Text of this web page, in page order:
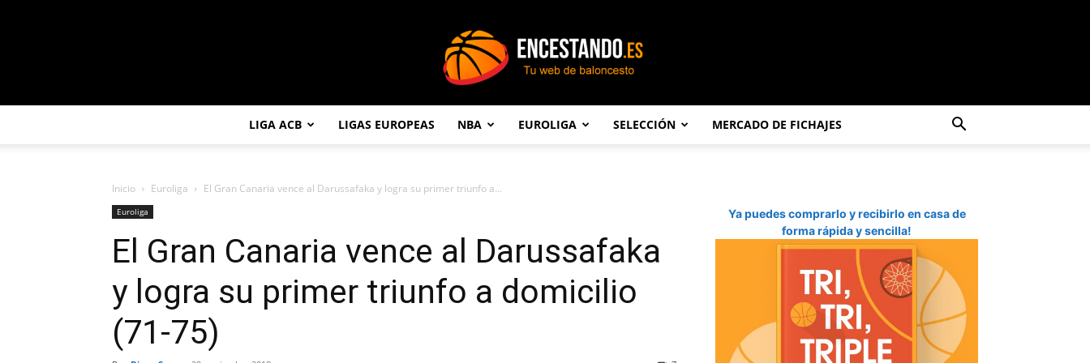
LIGA ACB LIGAS EUROPEAS NBA EUROLIGA SELECCIÓN MERCADO DE FICHAJES
Inicio Euroliga El Gran Canaria vence al Darussafaka y logra su primer triunfo a...
Euroliga
El Gran Canaria vence al Darussafaka
y logra su primer triunfo a domicilio
(71-75)
Ya puedes comprarlo y recibirlo en casa de
forma rápida y sencilla!